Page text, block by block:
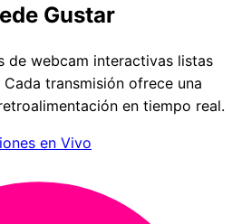
Gustar
de webcam interactivas listas
transmisión ofrece una
en tiempo real.
en Vivo